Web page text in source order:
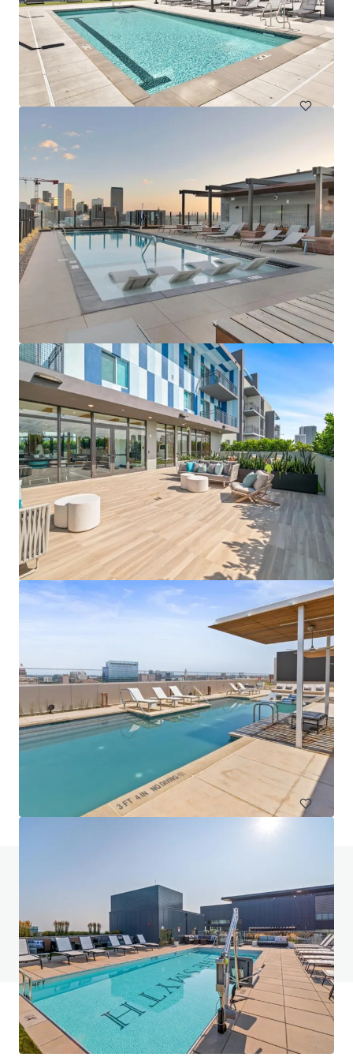
518 Meeker Avenue
511 Meeker Avenue, Brooklyn, NY, 11222, US
10 単位
住宅/集合住宅
$12.9 Million Non-Performing Multifamily Loan | New
York City, NY
33 単位
住宅/集合住宅 契約中
325-327 East 101st Street
327 E 101st St, New York, NY, 10029-6470, US
34 単位
ご不明点がございましたらFAQページをご覧
FAQページを見る